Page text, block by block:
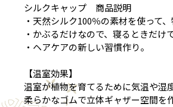
シルクキャップ 商品説明
・天然シルク100％の素材を使って
・かぶるだけなので、寝るときだけ
・ヘアケアの新しい習慣作り。
【温室効果】
温室が植物を育てるために気温や湿
柔らかなゴムで立体ギャザー空間を